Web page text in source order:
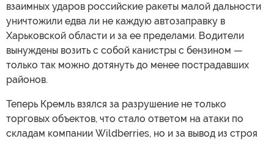
взаимных ударов российские ракеты малой дальности
уничтожили едва ли не каждую автозаправку в
Харьковской области и за ее пределами. Водители
вынуждены возить с собой канистры с бензином —
только так можно дотянуть до менее пострадавших
районов.
Теперь Кремль взялся за разрушение не только
торговых объектов, что стало ответом на атаки по
складам компании Wildberries, но и за вывод из строя